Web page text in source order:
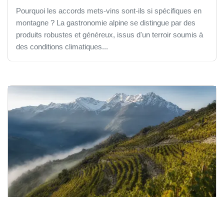
Pourquoi les accords mets-vins sont-ils si spécifiques en
montagne ? La gastronomie alpine se distingue par des
produits robustes et généreux, issus d'un terroir soumis à
des conditions climatiques...